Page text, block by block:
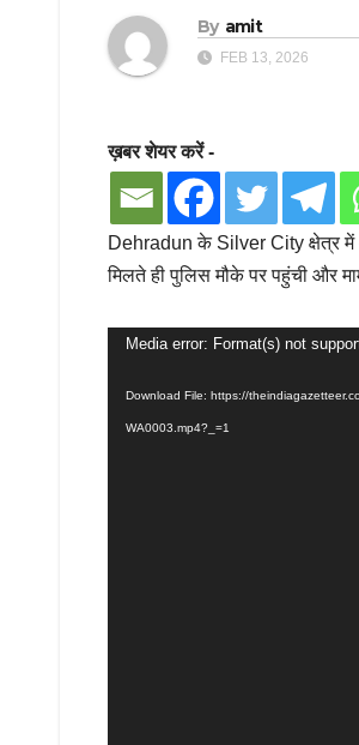
By amit
FEB 13, 2026
ख़बर शेयर करें -
Dehradun के Silver City क्षेत्र में
मिलते ही पुलिस मौके पर पहुंची और
Video
Media error: Format(s) not
Download File: https://
WA0003.mp4?_=1